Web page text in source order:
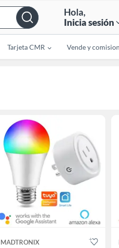
Hola,
Inicia sesión
Tarjeta CMR Vende y
MADTRONIX